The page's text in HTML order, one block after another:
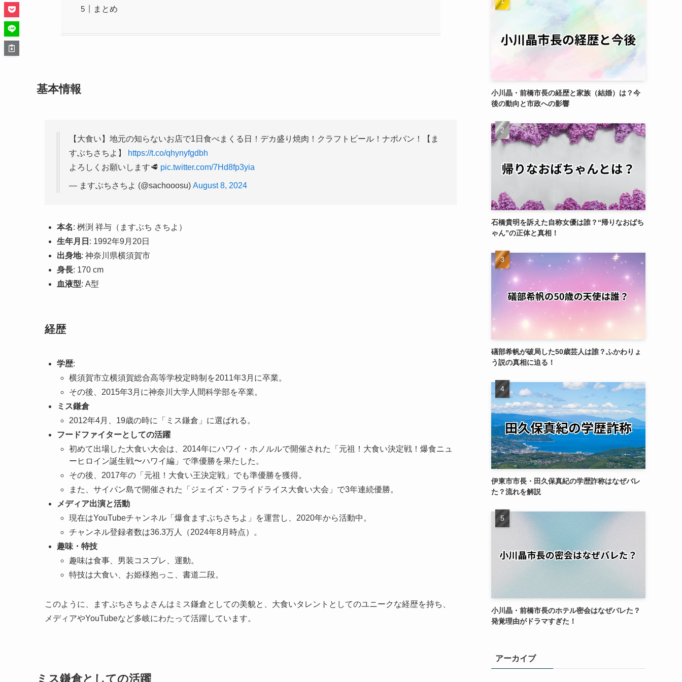
まとめ
基本情報
【大食い】地元の知らないお店で1日食べまくる日！デカ盛り焼肉！クラフトビール！ナポパン！【ま
すぶちさちよ】
https://t.co/qhynyfgdbh
よろしくお願いします🥩 pic.twitter.com/7Hd8fp3yia
— ますぶちさちよ (@sachooosu) August 8, 2024
本名: 桝渕 祥与（ますぶち さちよ）
生年月日 : 1992年9月20日
出身地: 神奈川県横須賀市
身長: 170 cm
血液型: A型
経歴
学歴:
横須賀市立横須賀総合高等学校定時制を2011年3月に卒業。
その後、2015年3月に神奈川大学人間科学部を卒業​​。
ミス鎌倉
2012年4月、19歳の時に「ミス鎌倉」に選ばれる​。
フードファイターとしての活躍
初めて出場した大食い大会は、2014年にハワイ・ホノルルで開催された「元祖！大食い決定戦！爆食ニュ
ーヒロイン誕生戦〜ハワイ編」で準優勝を果たした​。
その後、2017年の「元祖！大食い王決定戦」でも準優勝を獲得。
また、サイパン島で開催された「ジェイズ・フライドライス大食い大会」で3年連続優勝​。
メディア出演と活動
現在はYouTubeチャンネル「爆食ますぶちさちよ」を運営し、2020年から活動中。
チャンネル登録者数は36.3万人（2024年8月時点）​。
趣味・特技
趣味は食事、男装コスプレ、運動。
特技は大食い、お姫様抱っこ、書道二段​。
このように、ますぶちさちよさんはミス鎌倉としての美貌と、大食いタレントとしてのユニークな経歴を持ち、
メディアやYouTubeなど多岐にわたって活躍しています。
ミス鎌倉としての活躍
小川晶・前橋市長の経歴と家族（結婚）は？今
後の動向と市政への影響
石橋貴明を訴えた自称女優は誰？“帰りなおばち
ゃん”の正体と真相！
礒部希帆が破局した50歳芸人は誰？ふかわりょ
う説の真相に迫る！
伊東市市長・田久保真紀の学歴詐称はなぜバレ
た？流れを解説
小川晶・前橋市長のホテル密会はなぜバレた？
発覚理由がドラマすぎた！
アーカイブ